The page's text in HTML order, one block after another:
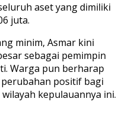
aset yang dimiliki
juta.
minim, Asmar kini
sebagai pemimpin
Warga pun berharap
positif bagi
kepulauannya ini.